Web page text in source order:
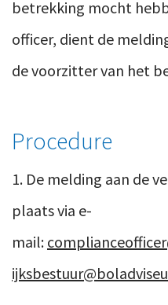
betrekking mocht
officer, dient de
de voorzitter van het
Procedure
1. De melding aan de
plaats via e-
mail: